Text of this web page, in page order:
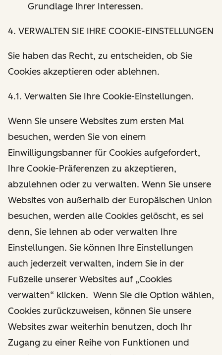
Grundlage Ihrer Interessen.
4. VERWALTEN SIE IHRE COOKIE-EINSTELLUNGEN
Sie haben das Recht, zu entscheiden, ob Sie
Cookies akzeptieren oder ablehnen.
4.1. Verwalten Sie Ihre Cookie-Einstellungen.
Wenn Sie unsere Websites zum ersten Mal
besuchen, werden Sie von einem
Einwilligungsbanner für Cookies aufgefordert,
Ihre Cookie-Präferenzen zu akzeptieren,
abzulehnen oder zu verwalten. Wenn Sie unsere
Websites von außerhalb der Europäischen Union
besuchen, werden alle Cookies gelöscht, es sei
denn, Sie lehnen ab oder verwalten Ihre
Einstellungen. Sie können Ihre Einstellungen
auch jederzeit verwalten, indem Sie in der
Fußzeile unserer Websites auf „Cookies
verwalten“ klicken. Wenn Sie die Option wählen,
Cookies zurückzuweisen, können Sie unsere
Websites zwar weiterhin benutzen, doch Ihr
Zugang zu einer Reihe von Funktionen und